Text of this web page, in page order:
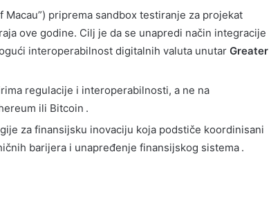
Macau”) priprema sandbox testiranje za projekat
ove godine. Cilj je da se unapredi način integracije
interoperabilnost digitalnih valuta unutar Greater
regulacije i interoperabilnosti, a ne na
ili Bitcoin .
za finansijsku inovaciju koja podstiče koordinisani
barijera i unapređenje finansijskog sistema .